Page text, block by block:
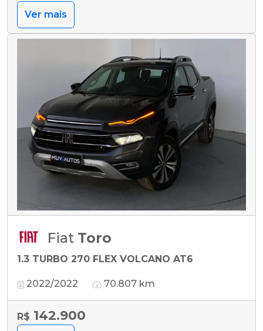
Ver mais
Fiat Toro
1.3 TURBO 270 FLEX VOLCANO AT6
2022/2022 70.807 km
R$ 142.900